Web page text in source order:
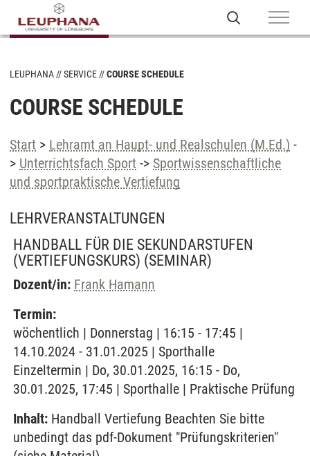
LEUPHANA SERVICE COURSE SCHEDULE
COURSE SCHEDULE
Start > Lehramt an Haupt- und Realschulen (M.Ed.) -
> Unterrichtsfach Sport -> Sportwissenschaftliche
und sportpraktische Vertiefung
LEHRVERANSTALTUNGEN
HANDBALL FÜR DIE SEKUNDARSTUFEN
(VERTIEFUNGSKURS) (SEMINAR)
Dozent/in: Frank Hamann
Termin:
wöchentlich | Donnerstag | 16:15 - 17:45 |
14.10.2024 - 31.01.2025 | Sporthalle
Einzeltermin | Do, 30.01.2025, 16:15 - Do,
30.01.2025, 17:45 | Sporthalle | Praktische Prüfung
Inhalt: Handball Vertiefung Beachten Sie bitte
unbedingt das pdf-Dokument "Prüfungskriterien"